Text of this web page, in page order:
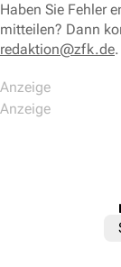
Haben Sie Fehler
mitteilen? Dann
redaktion@zfk.de.